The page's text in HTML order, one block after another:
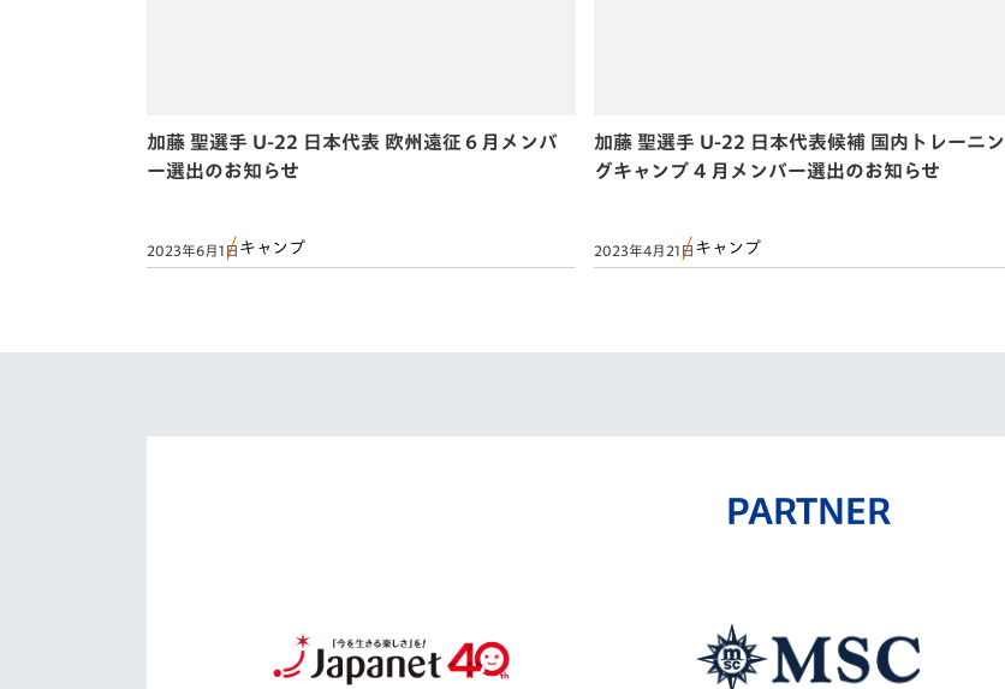
加藤 聖選手 U-22 日本代表 欧州遠征６月メンバ
ー選出のお知らせ
2023年6月1日 キャンプ
加藤 聖選手 U-22 日本代表候補 国内トレーニン
グキャンプ 4 月メンバー選出のお知らせ
2023年4月21日 キャンプ
PARTNER